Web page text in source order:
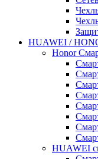
HUAWEI /
Honor
HUAWEI